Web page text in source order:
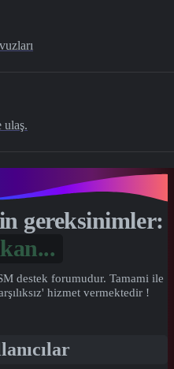
ulaş.
gereksinimler:
destek forumudur. Tamami ile
hizmet vermektedir !